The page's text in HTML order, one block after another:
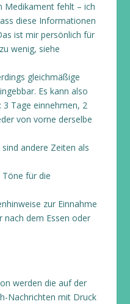
Medikament fehlt – ich
diese Informationen
ist mir persönlich für
wenig, siehe
gleichmäßige
Es kann also
Tage einnehmen, 2
von vorne derselbe
andere Zeiten als
Töne für die
zur Einnahme
nach dem Essen oder
werden die auf der
Nachrichten mit Druck